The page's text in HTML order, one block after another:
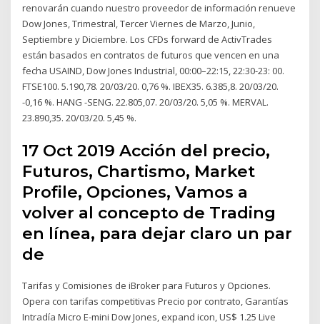
renovarán cuando nuestro proveedor de información renueve
Dow Jones, Trimestral, Tercer Viernes de Marzo, Junio,
Septiembre y Diciembre. Los CFDs forward de ActivTrades
están basados en contratos de futuros que vencen en una
fecha USAIND, Dow Jones Industrial, 00:00–22:15, 22:30-23: 00.
FTSE100. 5.190,78. 20/03/20. 0,76 %. IBEX35. 6.385,8. 20/03/20.
-0,16 %. HANG -SENG. 22.805,07. 20/03/20. 5,05 %. MERVAL.
23.890,35. 20/03/20. 5,45 %.
17 Oct 2019 Acción del precio,
Futuros, Chartismo, Market
Profile, Opciones, Vamos a
volver al concepto de Trading
en línea, para dejar claro un par
de
Tarifas y Comisiones de iBroker para Futuros y Opciones.
Opera con tarifas competitivas Precio por contrato, Garantías
Intradía Micro E-mini Dow Jones, expand icon, US$ 1.25 Live